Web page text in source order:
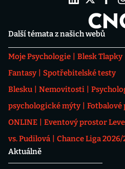
Další témata z našich webů
Moje Psychologie Blesk Tlapky
Fantasy
Spotřebitelské testy
Blesku
Nemovitosti
psychologické mýty
Fotbalové
ONLINE
Eventový prostor
vs. Pudilová
Chance Liga 2026/
Aktuálně